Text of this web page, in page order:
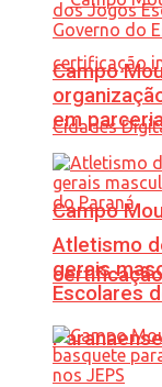
Campo
Campo
em
Atletismo
gerais
Escolares